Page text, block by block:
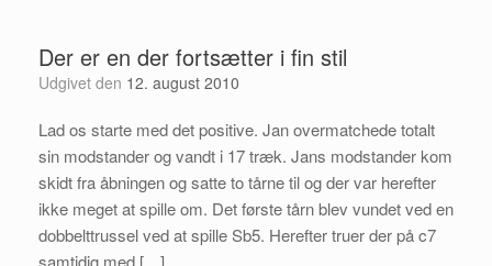
Der er en der fortsætter i fin stil
Udgivet den 12. august 2010
Lad os starte med det positive. Jan overmatchede totalt
sin modstander og vandt i 17 træk. Jans modstander kom
skidt fra åbningen og satte to tårne til og der var herefter
ikke meget at spille om. Det første tårn blev vundet ved en
dobbelttrussel ved at spille Sb5. Herefter truer der på c7
samtidig med […]